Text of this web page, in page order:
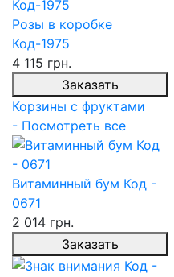
Розы в коробке
Код-1975
4 115 грн.
Заказать
Корзины с фруктами
- Посмотреть все
Витаминный бум Код -
0671
2 014 грн.
Заказать